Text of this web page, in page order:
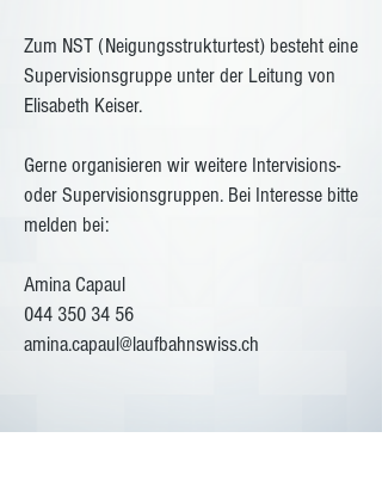
Zum NST (Neigungsstrukturtest) besteht eine
Supervisionsgruppe unter der Leitung von
Elisabeth Keiser.
Gerne organisieren wir weitere Intervisions-
oder Supervisionsgruppen. Bei Interesse bitte
melden bei:
Amina Capaul
044 350 34 56
amina.capaul@laufbahnswiss.ch